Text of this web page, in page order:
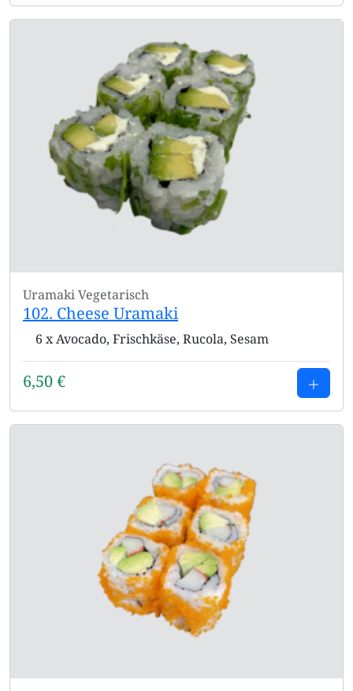
UramakiVegetarisch
102. Cheese Uramaki
6 x Avocado, Frischkäse, Rucola, Sesam
6,50€